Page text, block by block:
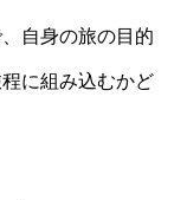
自身の旅の目的
に組み込むかど